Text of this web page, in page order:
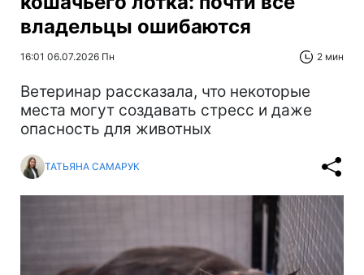
владельцы ошибаются
16:01 06.07.2026 Пн 2 мин
Ветеринар рассказала, что некоторые
места могут создавать стресс и даже
опасность для животных
ТАТЬЯНА САМАРУК